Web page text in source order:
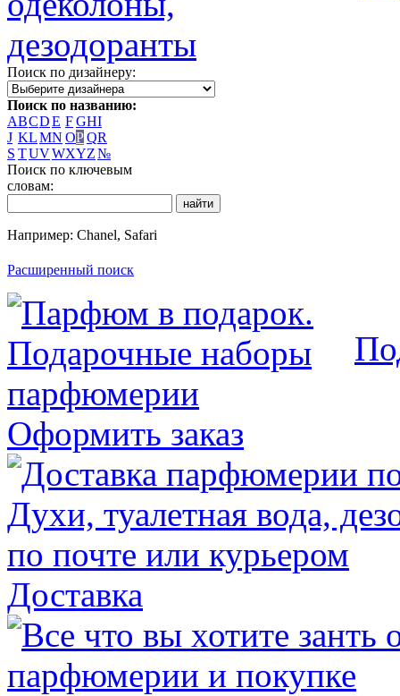
Поиск по дизайнеру:
Поиск по названию:
ABCDE FGHI
J KLMN OPQR
S TUVWXYZ№
Поиск по ключевым
словам:
Например: Chanel, Safari
Расширенный поиск
Оформить заказ
Доставка